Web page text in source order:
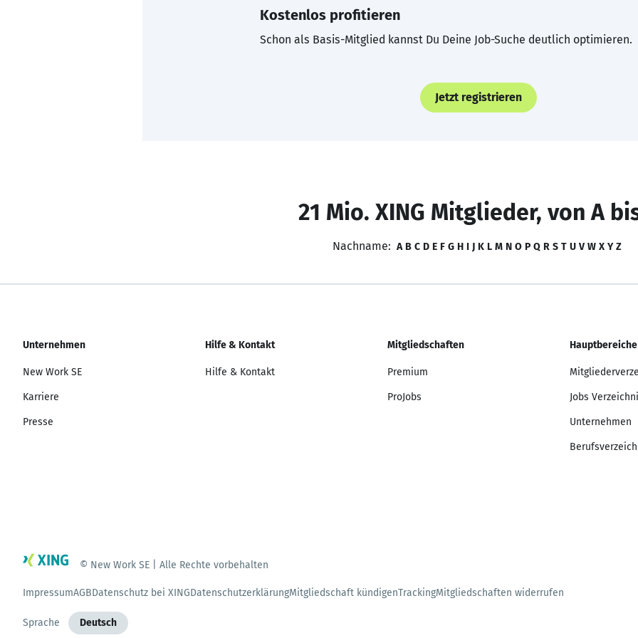
Kostenlos profitieren
Schon als Basis-Mitglied kannst Du Deine Job-Suche deutlich optimieren.
Jetzt registrieren
21 Mio. XING Mitglieder, von A
Nachname: A B C D E F G H I J K L M N O P Q R S T U V W X Y Z
Unternehmen
New Work SE
Karriere
Presse
Hilfe & Kontakt
Hilfe & Kontakt
Mitgliedschaften
Premium
ProJobs
Hauptbereiche
Jobs
Unternehmen
© New Work SE | Alle Rechte vorbehalten
ImpressumAGBDatenschutz bei XINGDatenschutzerklärungMitgliedschaft kündigenTrackingMitgliedschaften widerrufen
Sprache Deutsch